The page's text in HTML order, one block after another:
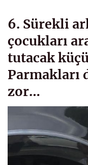
6. Sürekli
çocukları
tutacak
Parmakları
zor…